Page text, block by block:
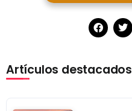
Artículos destacados